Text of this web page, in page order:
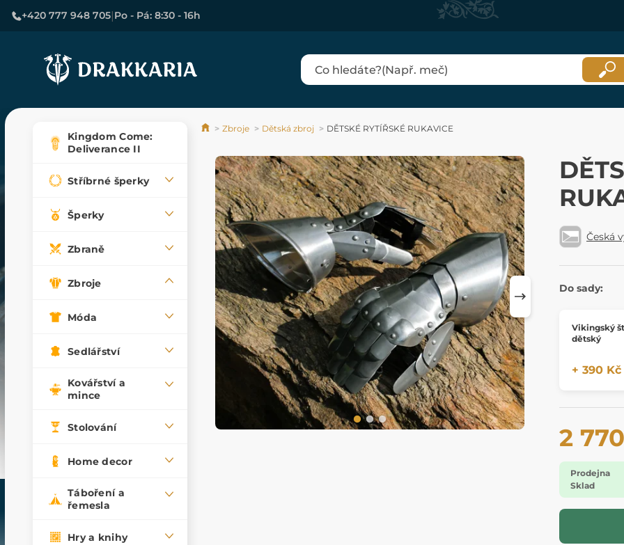
+420 777 948 705|Po - Pá: 8:30 - 16h
Kingdom Come:
Deliverance II
Stříbrné šperky
Šperky
Zbraně
Zbroje
Móda
Sedlářství
Kovářství a
mince
Stolování
Home decor
Táboření a
řemesla
Hry a knihy
Zbroje Dětská zbroj DĚTSKÉ RYTÍŘSKÉ RUKAVICE
Česká
Do sady:
Vikingský
dětský
+ 390 Kč
2
Prodejna
Sklad